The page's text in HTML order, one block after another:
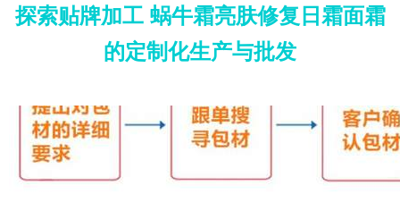
探索贴牌加工 蜗牛霜亮肤修复日霜面霜
的定制化生产与批发